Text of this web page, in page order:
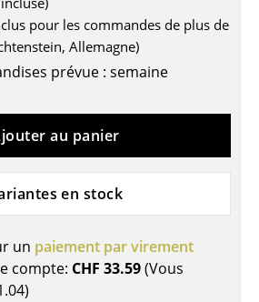
et Pupitres
Pupitres
pour les commandes de plus de
Allemagne)
prévue : semaine
au panier
en stock
un paiement par virement
compte: CHF 33.59(Vous
)